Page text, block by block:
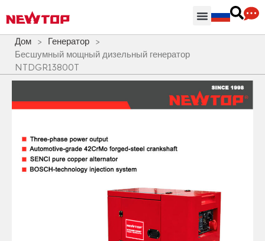
Дом > Генератор >
Бесшумный мощный дизельный генератор
NTDGR13800T